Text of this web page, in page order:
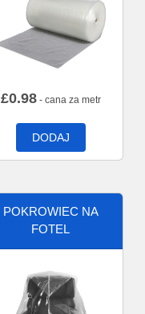
£0.98- cana za metr
DODAJ
POKROWIEC NA
FOTEL